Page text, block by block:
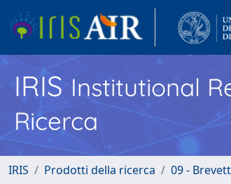
IRISInstitutional
Ricerca
IRIS Prodotti della ricerca 09 -